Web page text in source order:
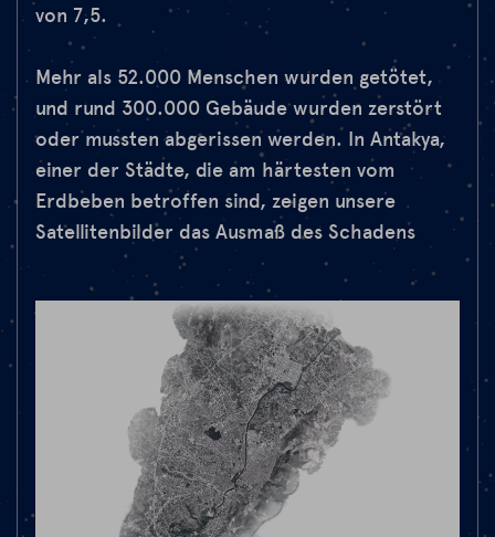
von 7,5.
Mehr als 52.000 Menschen wurden getötet,
und rund 300.000 Gebäude wurden zerstört
oder mussten abgerissen werden. In Antakya,
einer der Städte, die am härtesten vom
Erdbeben betroffen sind, zeigen unsere
Satellitenbilder das Ausmaß des Schadens